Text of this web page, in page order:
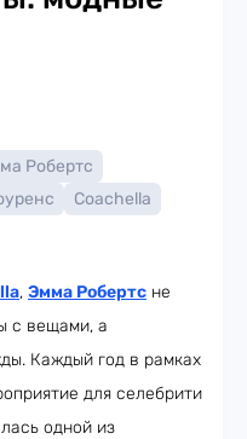
Робертс
Coachella
, Эмма Робертс не
с вещами, а
Каждый год в рамках
для селебрити
одной из